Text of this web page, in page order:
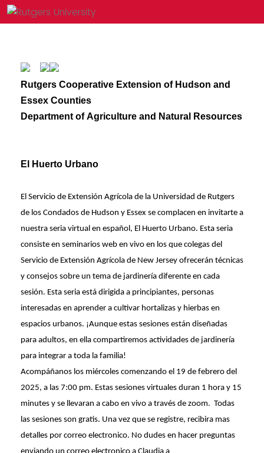
Rutgers Cooperative Extension of Hudson and
Essex Counties
Department of Agriculture and Natural Resources
El Huerto Urbano
El Servicio de Extensión Agrícola de la Universidad de Rutgers
de los Condados de Hudson y Essex se complacen en invitarte a
nuestra seria virtual en español, El Huerto Urbano. Esta seria
consiste en seminarios web en vivo en los que colegas del
Servicio de Extensión Agrícola de New Jersey ofrecerán técnicas
y consejos sobre un tema de jardinería diferente en cada
sesión. Esta seria está dirigida a principiantes, personas
interesadas en aprender a cultivar hortalizas y hierbas en
espacios urbanos. ¡Aunque estas sesiones están diseñadas
para adultos, en ella compartiremos actividades de jardinería
para integrar a toda la familia!
Acompáñanos los miércoles comenzando el 19 de febrero del
2025, a las 7:00 pm. Estas sesiones virtuales duran 1 hora y 15
minutes y se llevaran a cabo en vivo a través de zoom. Todas
las sesiones son gratis. Una vez que se registre, recibira mas
detalles por correo electronico. No dudes en hacer preguntas